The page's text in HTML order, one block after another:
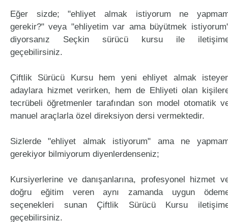
Eğer sizde; "ehliyet almak istiyorum ne
gerekir?" veya "ehliyetim var ama büyütmek
diyorsanız Seçkin sürücü kursu ile
geçebilirsiniz.
Çiftlik Sürücü Kursu hem yeni ehliyet almak
adaylara hizmet verirken, hem de Ehliyeti olan
tecrübeli öğretmenler tarafından son model otomatik
manuel araçlarla özel direksiyon dersi vermektedir.
Sizlerde "ehliyet almak istiyorum" ama ne
gerekiyor bilmiyorum diyenlerdenseniz;
Kursiyerlerine ve danışanlarına, profesyonel hizmet
doğru eğitim veren aynı zamanda uygun
seçenekleri sunan Çiftlik Sürücü Kursu
geçebilirsiniz.